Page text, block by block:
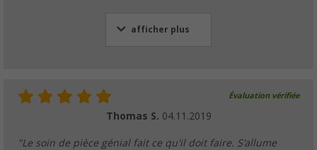
afficher plus
Évaluation vérifiée
Thomas S. 04.11.2019
"Le soin de pièce génial fait ce qu'il doit faire. S'allume